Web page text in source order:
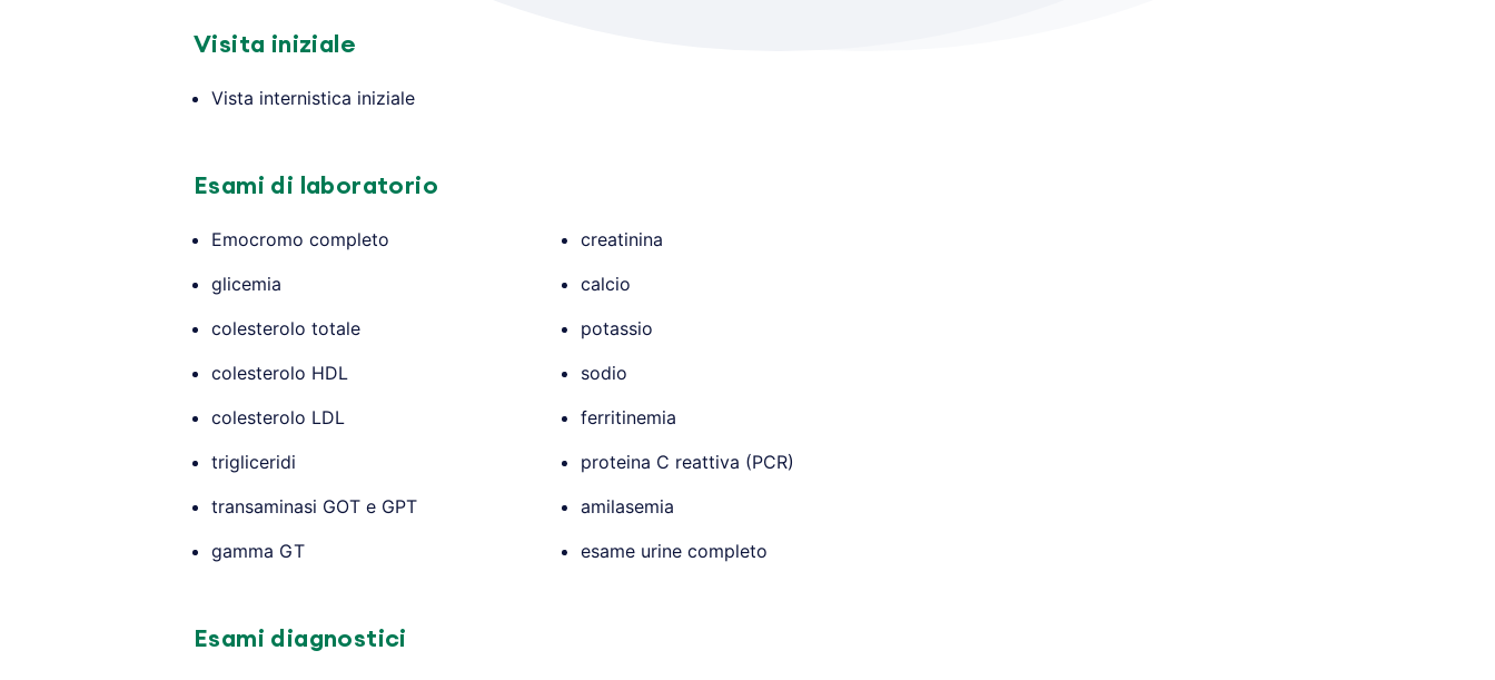
Visita iniziale
Vista internistica iniziale
Esami di laboratorio
Emocromo completo
glicemia
colesterolo totale
colesterolo HDL
colesterolo LDL
trigliceridi
transaminasi GOT e GPT
gamma GT
creatinina
calcio
potassio
sodio
ferritinemia
proteina C reattiva (PCR)
amilasemia
esame urine completo
Esami diagnostici